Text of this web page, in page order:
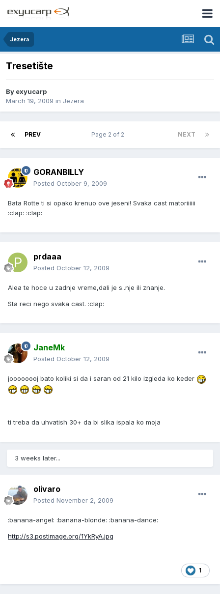
Jezera
Tresetište
By exyucarp
March 19, 2009 in Jezera
PREV NEXT
Page 2 of 2
GORANBILLY
Posted October 9, 2009
Bata Rotte ti si opako krenuo ove jeseni! Svaka cast matoriiiiii
:clap: :clap:
prdaaa
Posted October 12, 2009
Alea te hoce u zadnje vreme,dali je s..nje ili znanje.
Sta reci nego svaka cast. :clap:
JaneMk
Posted October 12, 2009
joooooooj bato koliki si da i saran od 21 kilo izgleda ko keder
ti treba da uhvatish 30+ da bi slika ispala ko moja
3 weeks later...
olivaro
Posted November 2, 2009
:banana-angel: :banana-blonde: :banana-dance:
http://s3.postimage.org/1YkRyA.jpg
1